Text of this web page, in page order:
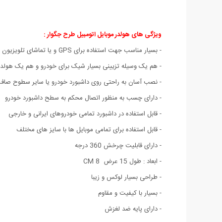
ویژگی های هولدر موبایل اتومبیل طرح جگوار :
- بسیار مناسب جهت استفاده برای GPS و یا تماشای تلویزیون یا ... در اتومبیل
- هم یک وسیله تزیینی بسیار شیک برای خودرو و هم یک
- نصب آسان به راحتی روی داشبورد خودرو یا سایر سطوح
- دارای چسب به منظور اتصال محکم به سطح داشبورد خودرو
- قابل استفاده در داشبورد تمامی خودروهای ایرانی و خارجی
- قابل استفاده برای تمامی موبایل ها با سایز های مختلف
- دارای قابلیت چرخش 360 درجه
- ابعاد : طول 15 عرض CM 8
- طراحی بسیار لوکس و زیبا
- بسیار با کیفیت و مقاوم
- دارای پایه ضد لغزش